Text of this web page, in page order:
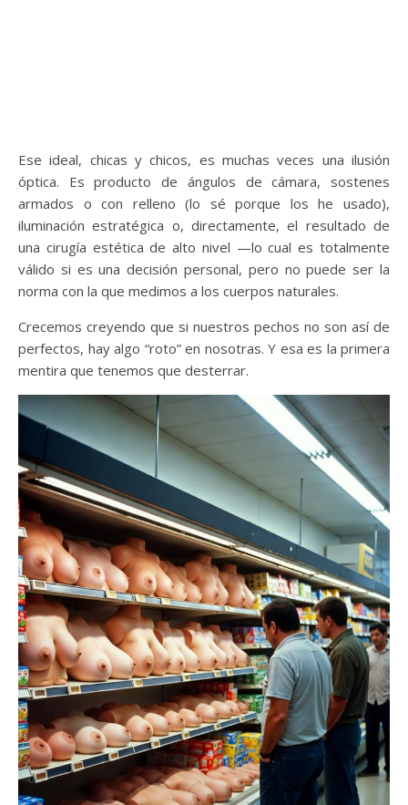
Ese ideal, chicas y chicos, es muchas veces una ilusión
óptica. Es producto de ángulos de cámara, sostenes
armados o con relleno (lo sé porque los he usado),
iluminación estratégica o, directamente, el resultado de
una cirugía estética de alto nivel —lo cual es totalmente
válido si es una decisión personal, pero no puede ser la
norma con la que medimos a los cuerpos naturales.
Crecemos creyendo que si nuestros pechos no son así de
perfectos, hay algo “roto” en nosotras. Y esa es la primera
mentira que tenemos que desterrar.